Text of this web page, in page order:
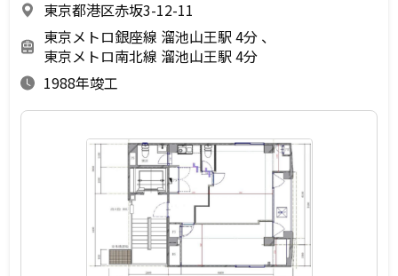
東京都港区赤坂3-12-11
東京メトロ銀座線 溜池山王駅 4分
東京メトロ南北線 溜池山王駅 4分
1988年竣工